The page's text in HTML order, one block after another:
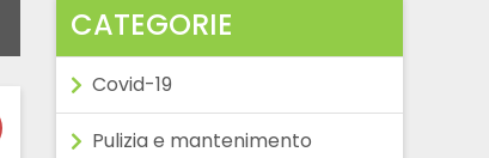
CATEGORIE
Covid-19
Pulizia e mantenimento